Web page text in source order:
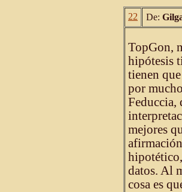
22 De:
TopGon,
hipótesis
tienen
por
Feduccia,
mejores
datos. Al
cosa es